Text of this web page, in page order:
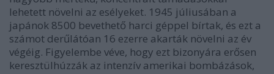
lehetett növelni az esélyeket. 1945 júliusában a
japánok 8500 bevethető harci géppel bírtak, és ezt a
számot derűlátóan 16 ezerre akarták növelni az év
végéig. Figyelembe véve, hogy ezt bizonyára erősen
keresztülhúzzák az intenzív amerikai bombázások,